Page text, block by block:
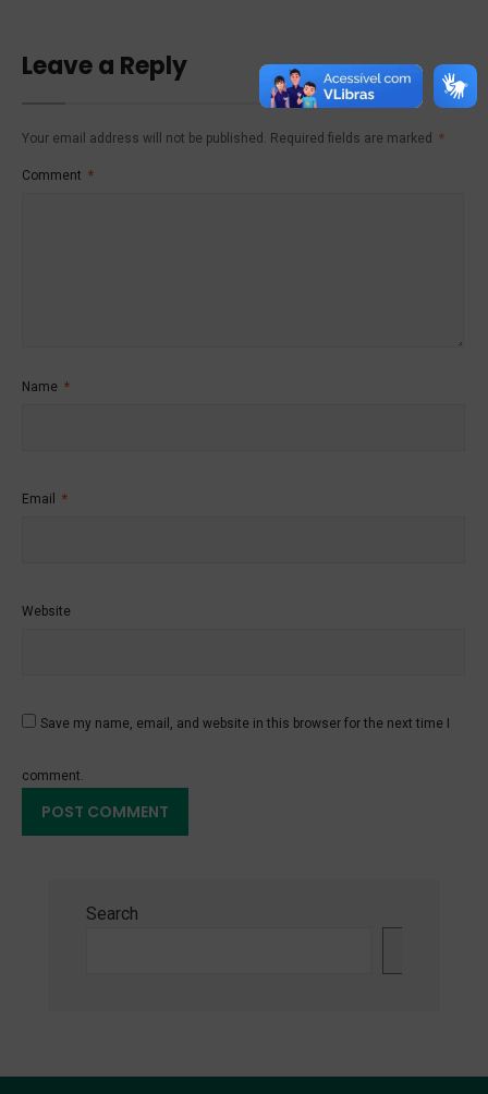
Leave a Reply
Your email address will not be published. Required fields are marked *
Comment *
Name *
Email *
Website
Save my name, email, and website in this browser for the next time I
comment.
Search